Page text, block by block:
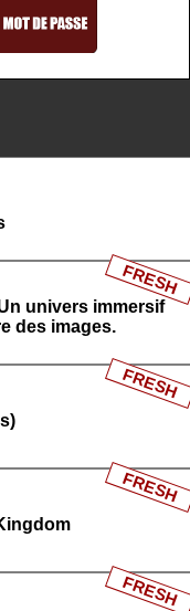
univers immersif
des images.
FRESH
FRESH
FRESH
FRESH